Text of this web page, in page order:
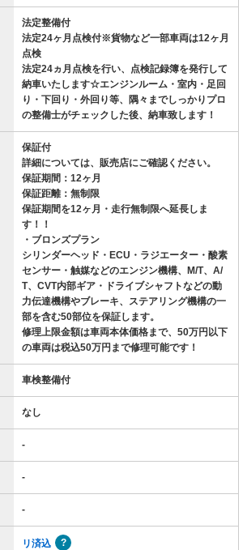
法定整備付
法定24ヶ月点検付※貨物など一部車両は12ヶ月
点検
法定24ヵ月点検を行い、点検記録簿を発行して
納車いたします☆エンジンルーム・室内・足回
り・下回り・外回り等、隅々までしっかりプロ
の整備士がチェックした後、納車致します！
保証付
詳細については、販売店にご確認ください。
保証期間：12ヶ月
保証距離：無制限
保証期間を12ヶ月・走行無制限へ延長しま
す！！
・ブロンズプラン
シリンダーヘッド・ECU・ラジエーター・酸素
センサー・触媒などのエンジン機構、M/T、A/
T、CVT内部ギア・ドライブシャフトなどの動
力伝達機構やブレーキ、ステアリング機構の一
部を含む50部位を保証します。
修理上限金額は車両本体価格まで、50万円以下
の車両は税込50万円まで修理可能です！
車検整備付
なし
-
-
-
リ済込